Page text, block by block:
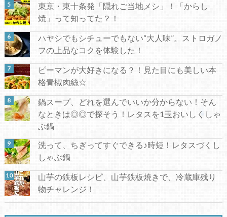
東京・東十条発「隠れご当地メシ」！「からし
焼」って知ってた？！
ハヤシでもシチューでもない“大人味”。ストロガノ
フの上品なコクを体験した！
ピーマンが大好きになる？！見た目にも美しい本
格青椒肉絲☆
鍋スープ、どれを選んでいいか分からない！そん
なときは◎◎で探そう！レタスを1玉おいしくしゃ
ぶ鍋
洗って、ちぎってすぐできる♪時短！レタスづくし
しゃぶ鍋
山芋の鉄板レシピ、山芋鉄板焼きで、冷蔵庫残り
物チャレンジ！